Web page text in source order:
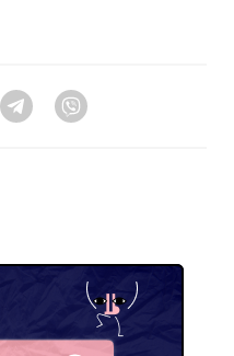
Telegram